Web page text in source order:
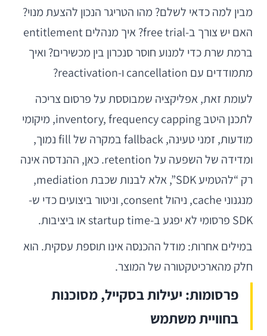
מבין למה כדאי לשלם? מהו הטריגר הנכון להצעת מנוי?
האם יש צורך ב-free trial? איך מנהלים entitlement
ברמת שרת כדי למנוע חוסר סנכרון בין מכשירים? ואיך
מתמודדים עם cancellation ו-reactivation?
לעומת זאת, אפליקציה שמבוססת על פרסום צריכה
לתכנן היטב inventory, frequency capping, מיקומי
מודעות, זמני טעינה, fallback במקרה של fill נמוך,
ומדידה של השפעה על retention. כאן, ההנדסה אינה
רק “להטמיע SDK”, אלא לבנות שכבת mediation,
מנגנוני cache, ניהול consent, וניטור ביצועים כדי ש-
SDK פרסומי לא יפגע ב-startup time או ביציבות.
במילים אחרות: מודל ההכנסה אינו תוספת עסקית. הוא
חלק מהארכיטקטורה של המוצר.
פרסומות: יעילות בסקייל, מסוכנות
בחוויית משתמש